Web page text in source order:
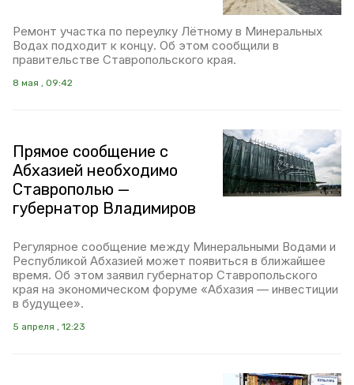
Ремонт участка по переулку Лётному в Минеральных
Водах подходит к концу. Об этом сообщили в
правительстве Ставропольского края.
8 мая , 09:42
Прямое сообщение с
Абхазией необходимо
Ставрополью —
губернатор Владимиров
Регулярное сообщение между Минеральными Водами и
Республикой Абхазией может появиться в ближайшее
время. Об этом заявил губернатор Ставропольского
края на экономическом форуме «Абхазия — инвестиции
в будущее».
5 апреля , 12:23